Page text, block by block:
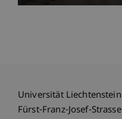
Universität Liechtenstein
Fürst-Franz-Josef-Strasse